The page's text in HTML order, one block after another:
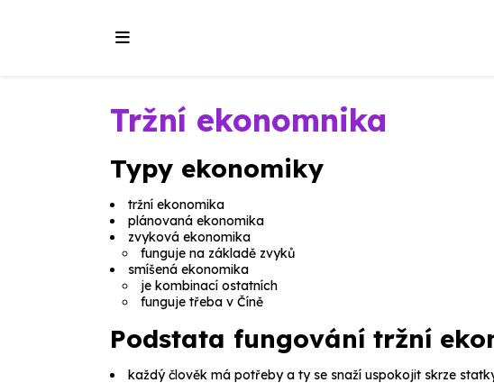
Tržní ekonomnika
Typy ekonomiky
tržní ekonomika
plánovaná ekonomika
zvyková ekonomika
funguje na základě zvyků
smíšená ekonomika
je kombinací ostatních
funguje třeba v Číně
Podstata fungování tržní
každý člověk má potřeby a ty se snaží uspokojit skrze